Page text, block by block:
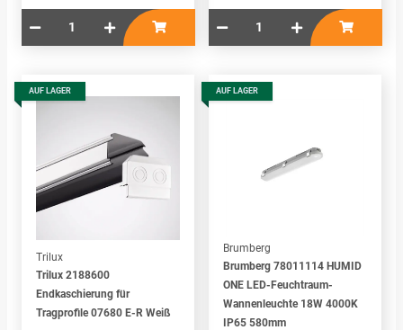
AUF LAGER
Trilux
Trilux 2188600
Endkaschierung für
Tragprofile 07680 E-R Weiß
AUF LAGER
Brumberg
Brumberg 78011114 HUMID
ONE LED-Feuchtraum-
Wannenleuchte 18W 4000K
IP65 580mm